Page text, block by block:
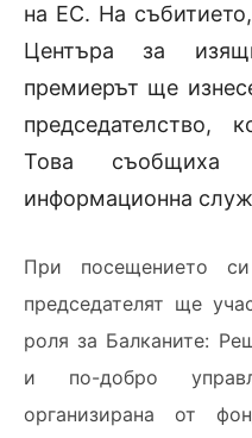
на ЕС. На
Центъра за
премиерът ще
председателство,
Това съобщиха
информационна
При посещението
председателят ще
роля за Балканите:
и по-добро
организирана от